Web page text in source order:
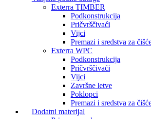
Exterra TIMBER
Podkonstrukcija
Pričvrščivaći
Vijci
Premazi i sredstva za
Exterra WPC
Podkonstrukcija
Pričvrščivaći
Vijci
Završne letve
Poklopci
Premazi i sredstva za
Dodatni materijal